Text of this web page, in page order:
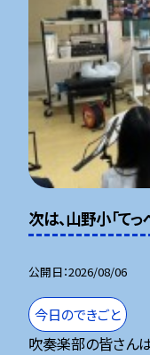
次は、山野小「て
公開日 2026/08/06
今日のできごと
吹奏楽部の皆さん